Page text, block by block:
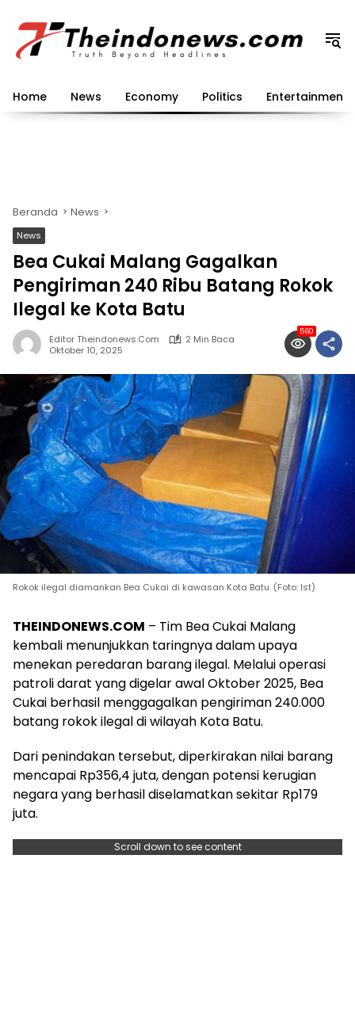
konten
Home News Economy Politics Entertainment
Beranda News
News
Bea Cukai Malang Gagalkan
Pengiriman 240 Ribu Batang Rokok
Ilegal ke Kota Batu
Editor Theindonews.com
2 Min Baca
Oktober 10, 2025
560
Rokok ilegal diamankan Bea Cukai di kawasan Kota Batu. (Foto: Ist)
THEINDONEWS.COM – Tim Bea Cukai Malang
kembali menunjukkan taringnya dalam upaya
menekan peredaran barang ilegal. Melalui operasi
patroli darat yang digelar awal Oktober 2025, Bea
Cukai berhasil menggagalkan pengiriman 240.000
batang rokok ilegal di wilayah Kota Batu.
Dari penindakan tersebut, diperkirakan nilai barang
mencapai Rp356,4 juta, dengan potensi kerugian
negara yang berhasil diselamatkan sekitar Rp179
juta.
Scroll down to see content